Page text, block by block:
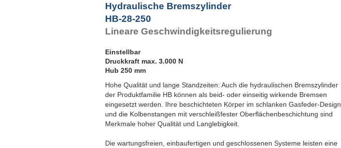
Hydraulische Bremszylinder
HB-28-250
Lineare Geschwindigkeitsregulierung
Einstellbar
Druckkraft max. 3.000 N
Hub 250 mm
Hohe Qualität und lange Standzeiten: Auch die hydraulischen Bremszylinder
der Produktfamilie HB können als beid- oder einseitig wirkende Bremsen
eingesetzt werden. Ihre beschichteten Körper im schlanken Gasfeder-Design
und die Kolbenstangen mit verschleißfester Oberflächenbeschichtung sind
Merkmale hoher Qualität und Langlebigkeit.
Die wartungsfreien, einbaufertigen und geschlossenen Systeme leisten eine